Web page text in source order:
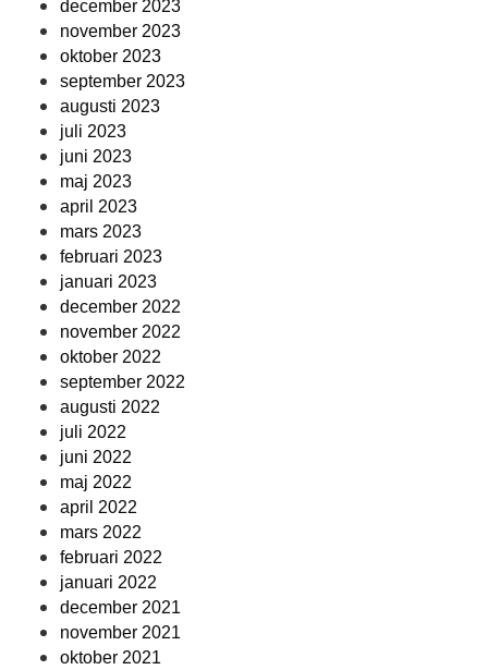
december 2023
november 2023
oktober 2023
september 2023
augusti 2023
juli 2023
juni 2023
maj 2023
april 2023
mars 2023
februari 2023
januari 2023
december 2022
november 2022
oktober 2022
september 2022
augusti 2022
juli 2022
juni 2022
maj 2022
april 2022
mars 2022
februari 2022
januari 2022
december 2021
november 2021
oktober 2021